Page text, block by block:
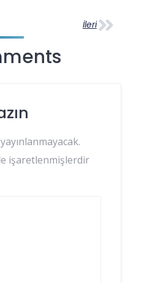
İleri
işaretlenmişlerdir